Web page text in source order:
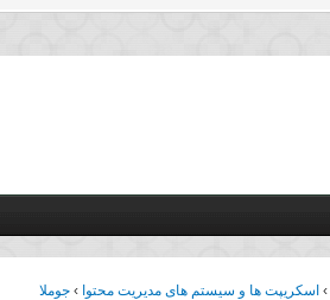
› اسکریپت ها و سیستم های مدیریت محتوا › جوملا